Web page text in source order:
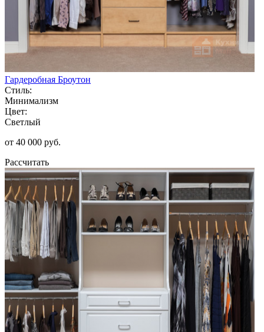
Гардеробная Броутон
Стиль:
Минимализм
Цвет:
Светлый
от 40 000 руб.
Рассчитать